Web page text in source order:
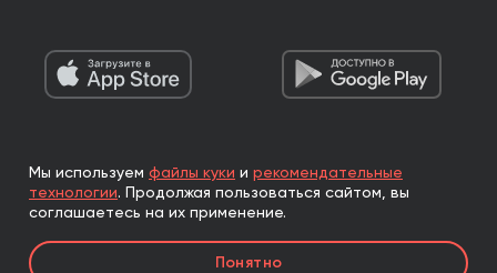
2026, ООО «Альпина Паблишер»
Все права защищены
Книги реализуются ООО «Альпина Паблишер»
по договору комиссии с ООО «Альпина нон-фикшн»,
Мы используем файлы куки и рекомендательные
технологии. Продолжая пользоваться сайтом, вы
соглашаетесь на их применение.
Понятно